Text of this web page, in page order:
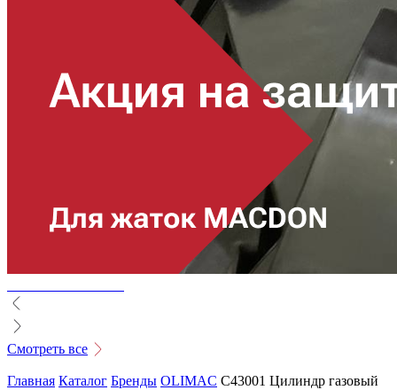
Смотреть все
Главная Каталог Бренды OLIMAC C43001 Цилиндр газовый